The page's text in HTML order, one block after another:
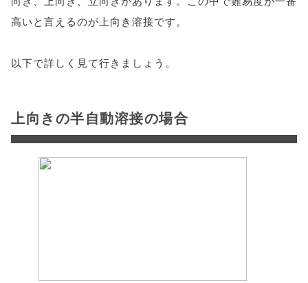
高いと言えるのが上向き溶接です。
以下で詳しく見て行きましょう。
上向きの半自動溶接の場合